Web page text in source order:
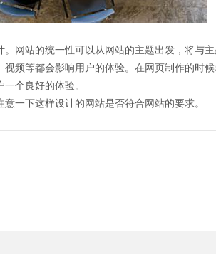
站的统一性可以从网站的主题出发，将与主
频等都会影响用户的体验。在网页制作的时
个良好的体验。
下这样设计的网站是否符合网站的要求。